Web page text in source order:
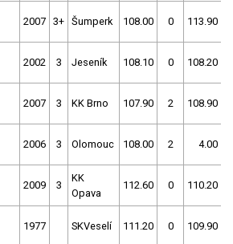
2007 3+ Šumperk 108.00 0 113.90
2002 3 Jeseník 108.10 0 108.20
2007 3 KK Brno 107.90 2 108.90
2006 3 Olomouc 108.00 2 4.00
2009 3
KK
Opava
112.60 0 110.20
1977 SKVeselí 111.20 0 109.90